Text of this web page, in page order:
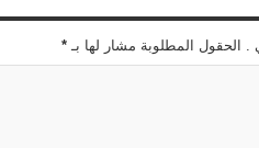
. الحقول المطلوبة مشار لها بـ *